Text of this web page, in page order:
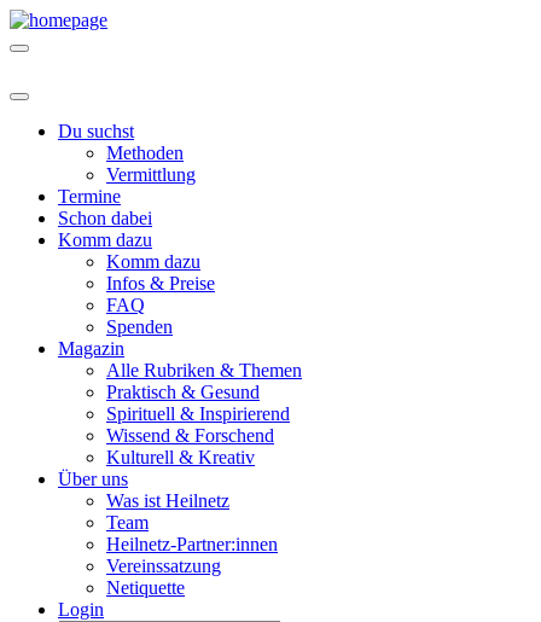
Du suchst
Methoden
Vermittlung
Termine
Schon dabei
Komm dazu
Komm dazu
Infos & Preise
FAQ
Spenden
Magazin
Alle Rubriken & Themen
Praktisch & Gesund
Spirituell & Inspirierend
Wissend & Forschend
Kulturell & Kreativ
Über uns
Was ist Heilnetz
Team
Heilnetz-Partner:innen
Vereinssatzung
Netiquette
Login